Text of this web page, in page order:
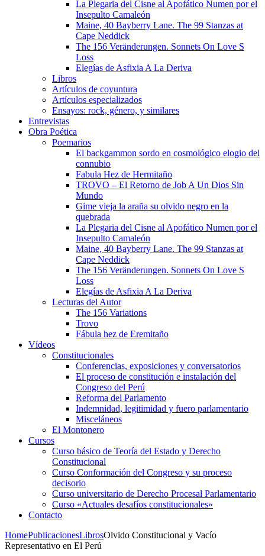
La Plegaria del Cisne al Apofático Numen por el
Insepulto Camaleón
Maine, 40 Bayberry Lane. The 99 Stanzas at
Cape Neddick
The 156 Veränderungen. Sonnets On Love S
Loss
Elegías de Asfixia A La Deriva
Libros
Artículos de coyuntura
Artículos especializados
Ensayos: rock, género, y similares
Entrevistas
Obra Poética
Poemarios
El backgammon sordo en cosmológico elogio del
connubio
Fabula Hez de Hermitaño
TROVO – El Retorno de Job A Un Dios Sin
Mundo
Gime vieja la araña su olvido negro en la
quebrada
La Plegaria del Cisne al Apofático Numen por el
Insepulto Camaleón
Maine, 40 Bayberry Lane. The 99 Stanzas at
Cape Neddick
The 156 Veränderungen. Sonnets On Love S
Loss
Elegías de Asfixia A La Deriva
Lecturas del Autor
The 156 Variations
Trovo
Fábula hez de Eremitaño
Vídeos
Constitucionales
Conferencias, exposiciones y conversatorios
El proceso de constitución e instalación del
Congreso del Perú
Reforma del Parlamento
Indemnidad, legitimidad y fuero parlamentario
Misceláneos
El Montonero
Cursos
Curso básico de Teoría del Estado y Derecho
Constitucional
Curso Conformación del Congreso y su proceso
decisorio
Curso universitario de Derecho Procesal Parlamentario
Curso «Actuales desafíos constitucionales»
Contacto
HomePublicacionesLibrosOlvido Constitucional y Vacío
Representativo en El Perú